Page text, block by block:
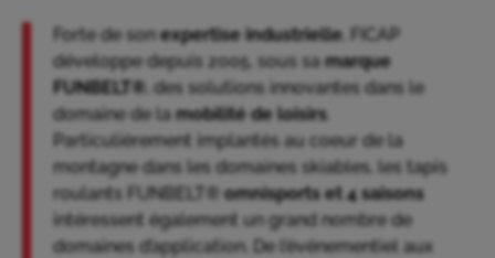
Forte de sonexpertise industrielle , FICAP
développe depuis 2005, sous samarque
FUNBELT® , des solutions innovantes dans le
domaine de lamobilité de loisirs.
Particulièrement implantés au coeur de la
montagne dans les domaines skiables, les tapis
roulants FUNBELT®omnisports et 4 saisons
intéressent également un grand nombre de
domaines d’application. De l’événementiel aux